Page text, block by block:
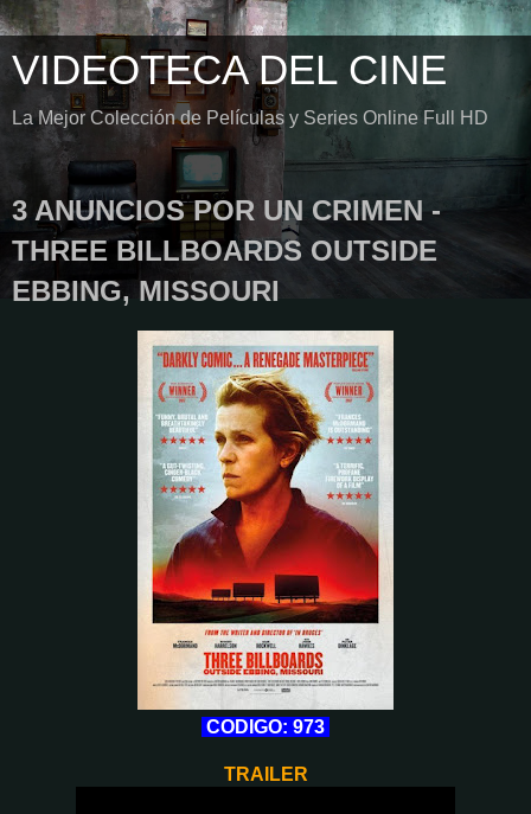
VIDEOTECA DEL CINE
La Mejor Colección de Películas y Series Online Full HD
3 ANUNCIOS POR UN CRIMEN -
THREE BILLBOARDS OUTSIDE
EBBING, MISSOURI
CODIGO: 973
TRAILER